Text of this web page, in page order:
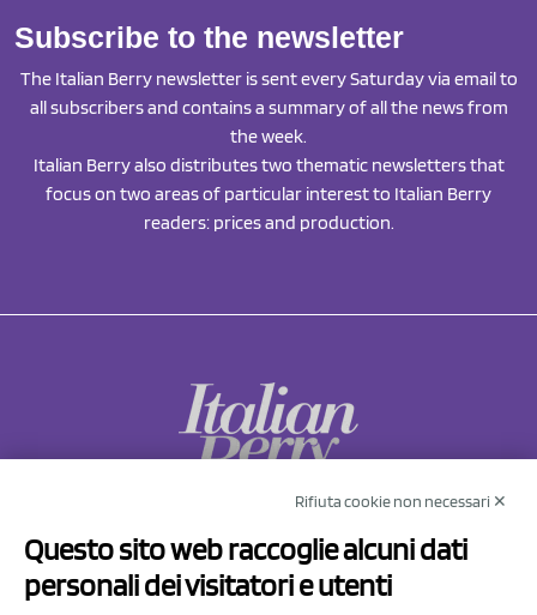
Subscribe to the newsletter
The Italian Berry newsletter is sent every Saturday via email to
all subscribers and contains a summary of all the news from
the week.
Italian Berry also distributes two thematic newsletters that
focus on two areas of particular interest to Italian Berry
readers: prices and production.
Via Prov.le Sassuolo Vignola 315/1
41057 Spilamberto (MO)
Rifiuta cookie non necessari ✕
Questo sito web raccoglie alcuni dati
personali dei visitatori e utenti